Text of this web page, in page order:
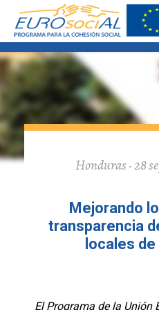
Honduras · 28
Mejorando
transparencia
locales
El Programa de la Unión